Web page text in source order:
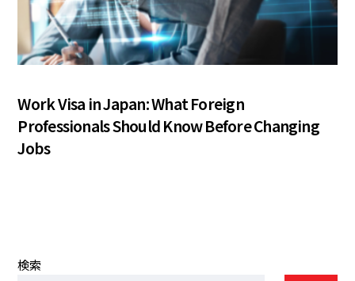
Work Visa in Japan: What Foreign
Professionals Should Know Before Changing
Jobs
検索